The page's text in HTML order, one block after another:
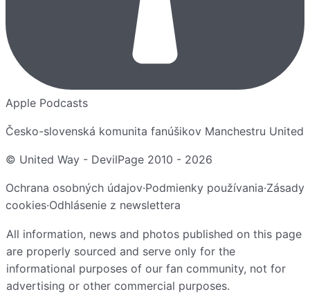
Apple Podcasts
Česko-slovenská komunita fanúšikov Manchestru United
© United Way - DevilPage 2010 - 2026
Ochrana osobných údajov·Podmienky používania·Zásady
cookies·Odhlásenie z newslettera
All information, news and photos published on this page
are properly sourced and serve only for the
informational purposes of our fan community, not for
advertising or other commercial purposes.